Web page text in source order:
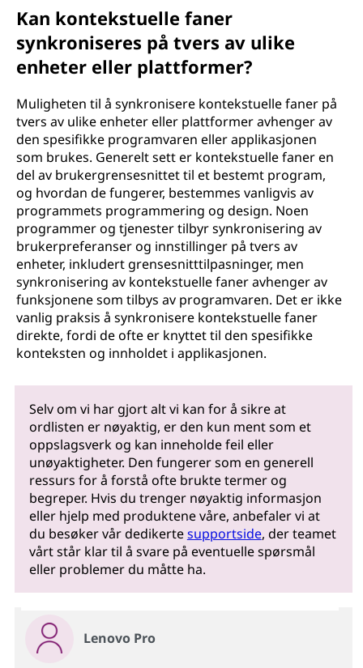
Kan kontekstuelle faner
synkroniseres på tvers av ulike
enheter eller plattformer?
Muligheten til å synkronisere kontekstuelle faner på
tvers av ulike enheter eller plattformer avhenger av
den spesifikke programvaren eller applikasjonen
som brukes. Generelt sett er kontekstuelle faner en
del av brukergrensesnittet til et bestemt program,
og hvordan de fungerer, bestemmes vanligvis av
programmets programmering og design. Noen
programmer og tjenester tilbyr synkronisering av
brukerpreferanser og innstillinger på tvers av
enheter, inkludert grensesnitttilpasninger, men
synkronisering av kontekstuelle faner avhenger av
funksjonene som tilbys av programvaren. Det er ikke
vanlig praksis å synkronisere kontekstuelle faner
direkte, fordi de ofte er knyttet til den spesifikke
konteksten og innholdet i applikasjonen.
Selv om vi har gjort alt vi kan for å sikre at
ordlisten er nøyaktig, er den kun ment som et
oppslagsverk og kan inneholde feil eller
unøyaktigheter. Den fungerer som en generell
ressurs for å forstå ofte brukte termer og
begreper. Hvis du trenger nøyaktig informasjon
eller hjelp med produktene våre, anbefaler vi at
du besøker vår dedikertesupportside, der teamet
vårt står klar til å svare på eventuelle spørsmål
eller problemer du måtte ha.
Lenovo Pro